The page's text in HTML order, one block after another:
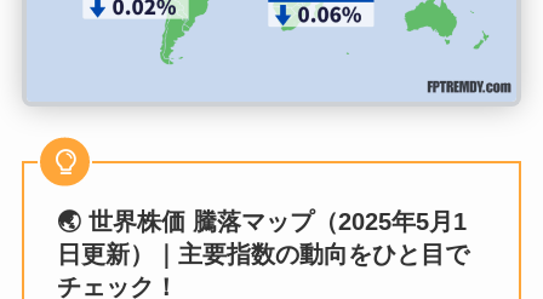
🌏 世界株価 騰落マップ（2025年5月1
日更新）｜主要指数の動向をひと目で
チェック！